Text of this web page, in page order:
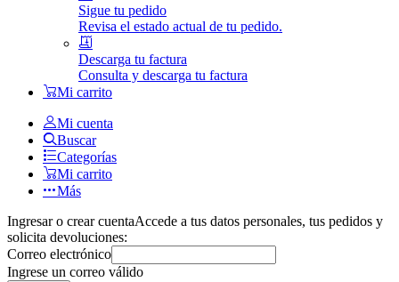
Sigue tu pedido
Revisa el estado actual de tu pedido.
Descarga tu factura
Consulta y descarga tu factura
Mi carrito
Mi cuenta
Buscar
Categorías
Mi carrito
Más
Ingresar o crear cuentaAccede a tus datos personales, tus pedidos y
solicita devoluciones:
Correo electrónico
Ingrese un correo válido